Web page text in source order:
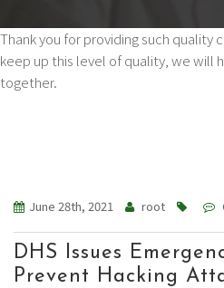
Thank you for providing such
keep up this level of quality, we will
together.
June 28th, 2021 root
DHS Issues
Prevent Hacking